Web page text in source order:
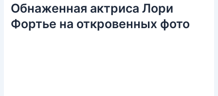
Обнаженная актриса Лори
Фортье на откровенных фото